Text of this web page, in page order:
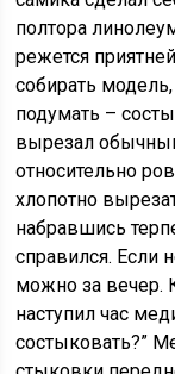
полтора
режется
собирать
подумать –
вырезал
относительно
хлопотно
набравшиcь
справился. Если
можно за вечер.
наступил час
состыковать?”